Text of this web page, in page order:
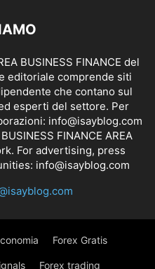
BUSINESS FINANCE del
editoriale comprende siti
che contano sul
esperti del settore. Per
info@isayblog.com
FINANCE AREA
For advertising, press
info@isayblog.com
Forex Gratis
Forex trading